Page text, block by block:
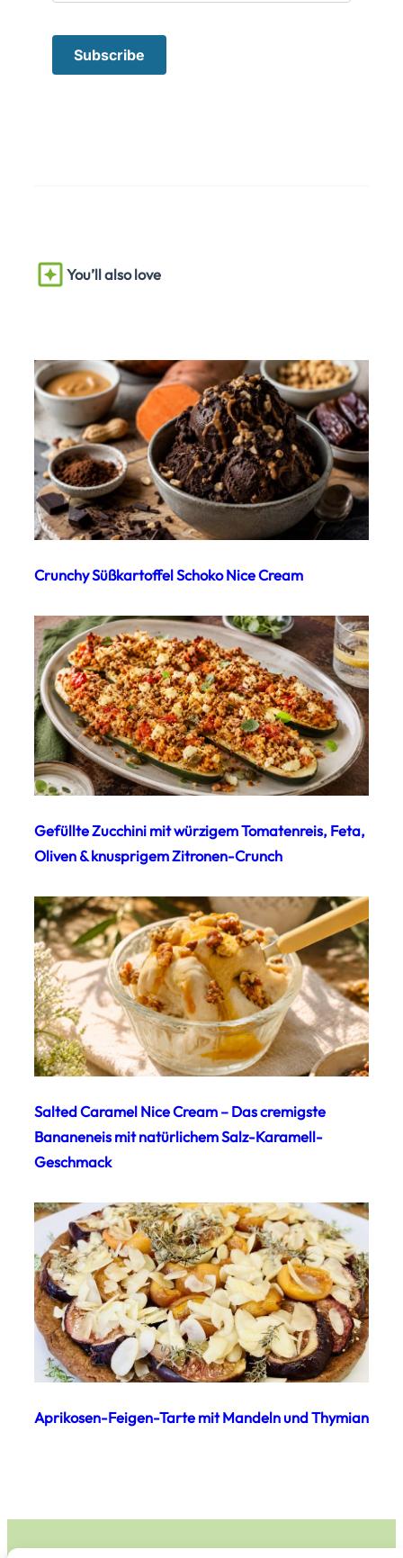
You’ll also love
Crunchy Süßkartoffel Schoko Nice Cream
Gefüllte Zucchini mit würzigem Tomatenreis, Feta,
Oliven & knusprigem Zitronen-Crunch
Salted Caramel Nice Cream – Das cremigste
Bananeneis mit natürlichem Salz-Karamell-
Geschmack
Aprikosen-Feigen-Tarte mit Mandeln und Thymian